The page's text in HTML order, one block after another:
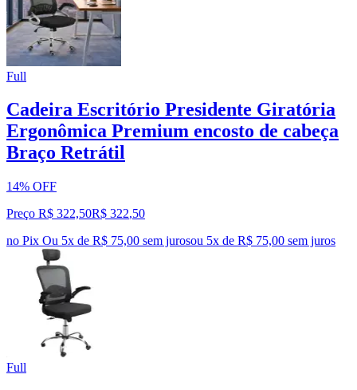
Full
Cadeira Escritório Presidente Giratória
Ergonômica Premium encosto de cabeça
Braço Retrátil
14% OFF
Preço R$ 322,50R$ 322,50
no Pix Ou 5x de R$ 75,00 sem jurosou 5x de R$ 75,00 sem juros
Full